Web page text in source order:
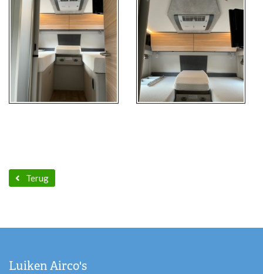
Terug
Luiken Airco's